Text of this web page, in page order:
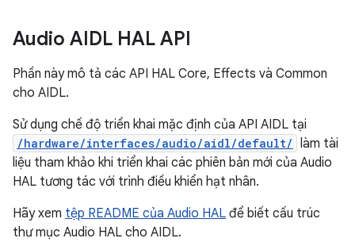
Audio AIDL HAL API
Phần này mô tả các API HAL Core, Effects và Common
cho AIDL.
Sử dụng chế độ triển khai mặc định của API AIDL tại
/hardware/interfaces/audio/aidl/default/ làm tài
liệu tham khảo khi triển khai các phiên bản mới của Audio
HAL tương tác với trình điều khiển hạt nhân.
Hãy xem tệp README của Audio HAL để biết cấu trúc
thư mục Audio HAL cho AIDL.